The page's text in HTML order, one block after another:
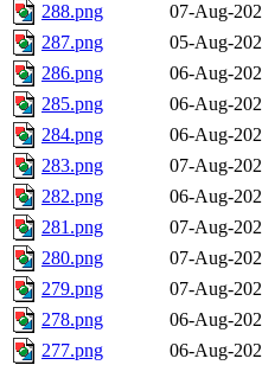
288.png
07-Aug-
287.png
05-Aug-
286.png
06-Aug-
285.png
06-Aug-
284.png
06-Aug-
283.png
07-Aug-
282.png
06-Aug-
281.png
07-Aug-
280.png
07-Aug-
279.png
07-Aug-
278.png
06-Aug-
277.png
06-Aug-